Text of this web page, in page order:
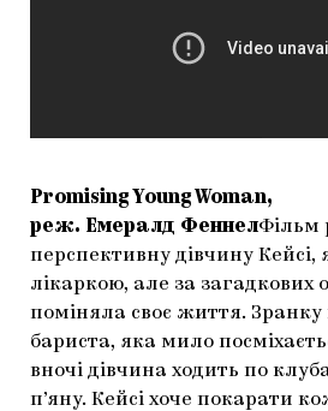
Promising Young Woman,
реж. Емералд ФеннелФільм
перспективну дівчину Кейсі,
лікаркою, але за загадкових
поміняла своє життя.
бариста, яка мило
вночі дівчина ходить по
п’яну. Кейсі хоче покарати